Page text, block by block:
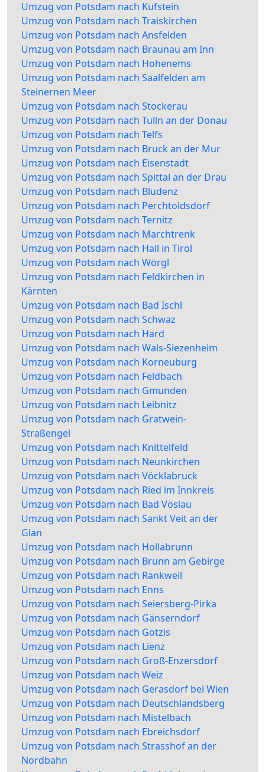
Umzug von Potsdam nach Kufstein
Umzug von Potsdam nach Traiskirchen
Umzug von Potsdam nach Ansfelden
Umzug von Potsdam nach Braunau am Inn
Umzug von Potsdam nach Hohenems
Umzug von Potsdam nach Saalfelden am
Steinernen Meer
Umzug von Potsdam nach Stockerau
Umzug von Potsdam nach Tulln an der Donau
Umzug von Potsdam nach Telfs
Umzug von Potsdam nach Bruck an der Mur
Umzug von Potsdam nach Eisenstadt
Umzug von Potsdam nach Spittal an der Drau
Umzug von Potsdam nach Bludenz
Umzug von Potsdam nach Perchtoldsdorf
Umzug von Potsdam nach Ternitz
Umzug von Potsdam nach Marchtrenk
Umzug von Potsdam nach Hall in Tirol
Umzug von Potsdam nach Wörgl
Umzug von Potsdam nach Feldkirchen in
Kärnten
Umzug von Potsdam nach Bad Ischl
Umzug von Potsdam nach Schwaz
Umzug von Potsdam nach Hard
Umzug von Potsdam nach Wals-Siezenheim
Umzug von Potsdam nach Korneuburg
Umzug von Potsdam nach Feldbach
Umzug von Potsdam nach Gmunden
Umzug von Potsdam nach Leibnitz
Umzug von Potsdam nach Gratwein-
Straßengel
Umzug von Potsdam nach Knittelfeld
Umzug von Potsdam nach Neunkirchen
Umzug von Potsdam nach Vöcklabruck
Umzug von Potsdam nach Ried im Innkreis
Umzug von Potsdam nach Bad Vöslau
Umzug von Potsdam nach Sankt Veit an der
Glan
Umzug von Potsdam nach Hollabrunn
Umzug von Potsdam nach Brunn am Gebirge
Umzug von Potsdam nach Rankweil
Umzug von Potsdam nach Enns
Umzug von Potsdam nach Seiersberg-Pirka
Umzug von Potsdam nach Gänserndorf
Umzug von Potsdam nach Götzis
Umzug von Potsdam nach Lienz
Umzug von Potsdam nach Groß-Enzersdorf
Umzug von Potsdam nach Weiz
Umzug von Potsdam nach Gerasdorf bei Wien
Umzug von Potsdam nach Deutschlandsberg
Umzug von Potsdam nach Mistelbach
Umzug von Potsdam nach Ebreichsdorf
Umzug von Potsdam nach Strasshof an der
Nordbahn